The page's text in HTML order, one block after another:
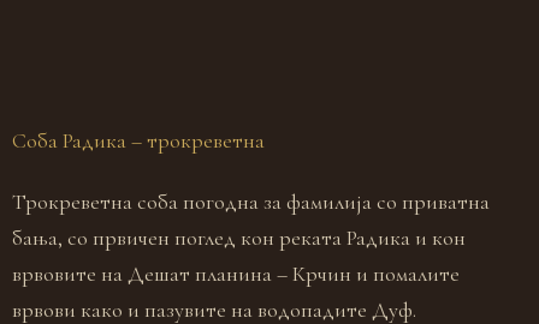
Соба Радика – трокреветна
Трокреветна соба погодна за фамилија со приватна
бања, со првичен поглед кон реката Радика и кон
врвовите на Дешат планина – Крчин и помалите
врвови како и пазувите на водопадите Дуф.